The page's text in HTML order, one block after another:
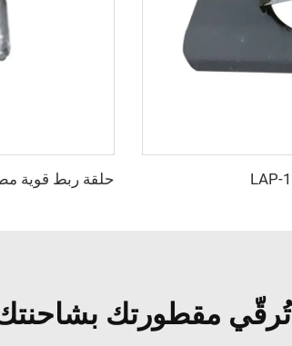
تُرقّي مقطورتك بشاحنتك